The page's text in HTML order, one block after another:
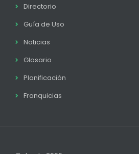
Directorio
Guía de Uso
Noticias
Glosario
Planificación
Franquicias